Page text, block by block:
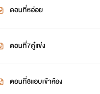
ตอนที่6อ่อย
ตอนที่7คู๋แข่ง
ตอนที่8แอบเข้าห้อง